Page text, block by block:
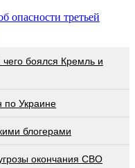
опасности третьей
бoялcя Крeмль и
по Украине
блогерами
окончания СВО